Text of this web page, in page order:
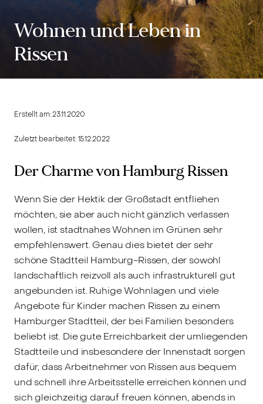
Wohnen und Leben in
Rissen
Erstellt am:23.11.2020
Zuletzt bearbeitet:15.12.2022
Der Charme von Hamburg Rissen
Wenn Sie der Hektik der Großstadt entfliehen
möchten, sie aber auch nicht gänzlich verlassen
wollen, ist stadtnahes Wohnen im Grünen sehr
empfehlenswert. Genau dies bietet der sehr
schöne Stadtteil Hamburg-Rissen, der sowohl
landschaftlich reizvoll als auch infrastrukturell gut
angebunden ist. Ruhige Wohnlagen und viele
Angebote für Kinder machen Rissen zu einem
Hamburger Stadtteil, der bei Familien besonders
beliebt ist. Die gute Erreichbarkeit der umliegenden
Stadtteile und insbesondere der Innenstadt sorgen
dafür, dass Arbeitnehmer von Rissen aus bequem
und schnell ihre Arbeitsstelle erreichen können und
sich gleichzeitig darauf freuen können, abends in